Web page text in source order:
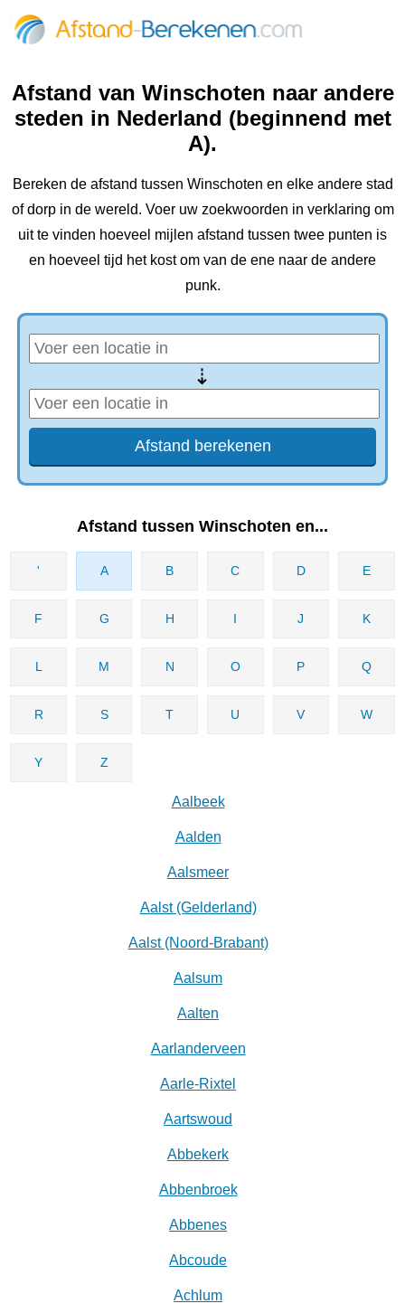
Afstand van Winschoten naar andere
steden in Nederland (beginnend met
A).
Bereken de afstand tussen Winschoten en elke andere stad
of dorp in de wereld. Voer uw zoekwoorden in verklaring om
uit te vinden hoeveel mijlen afstand tussen twee punten is
en hoeveel tijd het kost om van de ene naar de andere
punk.
⇢
Afstand tussen Winschoten en...
' A B C D E
F G H I J K
L M N O P Q
R S T U V W
Y Z
Aalbeek
Aalden
Aalsmeer
Aalst (Gelderland)
Aalst (Noord-Brabant)
Aalsum
Aalten
Aarlanderveen
Aarle-Rixtel
Aartswoud
Abbekerk
Abbenbroek
Abbenes
Abcoude
Achlum